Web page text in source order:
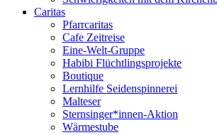
Caritas
Pfarrcaritas
Cafe Zeitreise
Eine-Welt-Gruppe
Habibi Flüchtlingsprojekte
Boutique
Lernhilfe Seidenspinnerei
Malteser
Sternsinger*innen-Aktion
Wärmestube